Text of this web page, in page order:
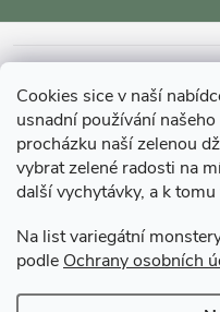
Cookies sice v naší
usnadní používání
procházku naší zelenou
vybrat zelené radosti na
další vychytávky, a k
Na list variegátní
podle Ochrany osobních
p
a
MOHLO BY VÁS
O GARDNERS
Gardners Design -